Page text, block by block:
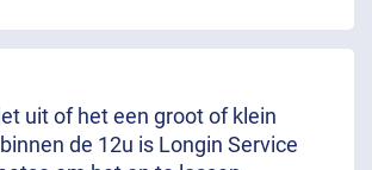
uit of het een groot of klein
de 12u is Longin Service